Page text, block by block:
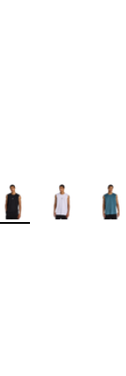
de € 139,99 à
de couleurs